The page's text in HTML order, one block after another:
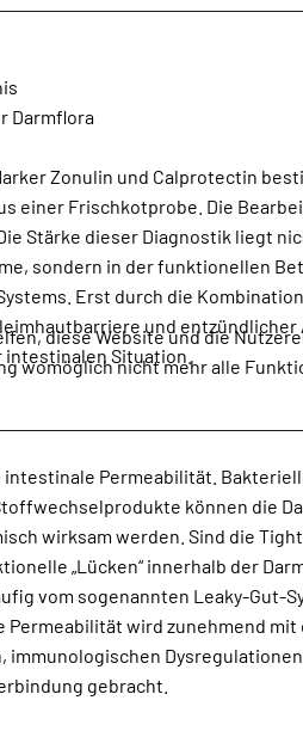
Darmflora
Zonulin und Calprotectin
einer Frischkotprobe. Die
Stärke dieser Diagnostik liegt
sondern in der funktionellen
Erst durch die
und
intestinalen Situation.
intestinale Permeabilität.
gebracht.
diese Website und die
womöglich nicht mehr alle